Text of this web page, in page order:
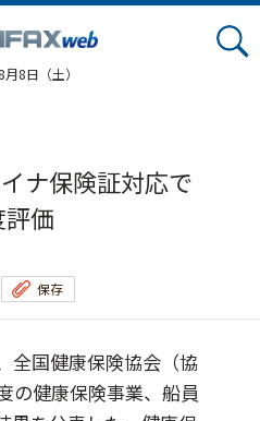
8日（土）
イナ保険証対応で
価
保存
全国健康保険協会（協
の健康保険事業、船員